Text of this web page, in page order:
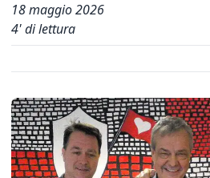
18 maggio 2026
4' di lettura